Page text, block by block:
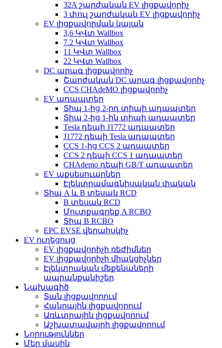
32A շարժական EV լիցքավորիչ
3 փուլ շարժական EV լիցքավորիչ
EV լիցքավորման կայան
3,6 ԿՎտ Wallbox
7.2 ԿՎտ Wallbox
11 ԿՎտ Wallbox
22 ԿՎտ Wallbox
DC արագ լիցքավորիչ
Շարժական DC արագ լիցքավորիչ
CCS CHAdeMO լիցքավորիչ
EV ադապտեր
Տիպ 1-ից 2-րդ տիպի ադապտեր
Տիպ 2-ից 1-ին տիպի ադապտեր
Tesla դեպի J1772 ադապտեր
J1772 դեպի Tesla ադապտեր
CCS 1-ից CCS 2 ադապտեր
CCS 2 դեպի CCS 1 ադապտեր
CHAdemo դեպի GB/T ադապտեր
EV աքսեսուարներ
Էլեկտրամագնիսական փական
Տիպ A և B տեսակ RCD
B տեսակ RCD
Մուտքագրեք A RCBO
Տիպ B RCBO
EPC EVSE վերահսկիչ
EV ուղեցույց
EV լիցքավորիչի ռեժիմներ
EV լիցքավորիչի միակցիչներ
Էլեկտրական մեքենաների
ապրանքանիշեր
Նախագիծ
Տան լիցքավորում
Հանրային լիցքավորում
Առևտրային լիցքավորում
Աշխատավայրի լիցքավորում
Նորություններ
Մեր մասին